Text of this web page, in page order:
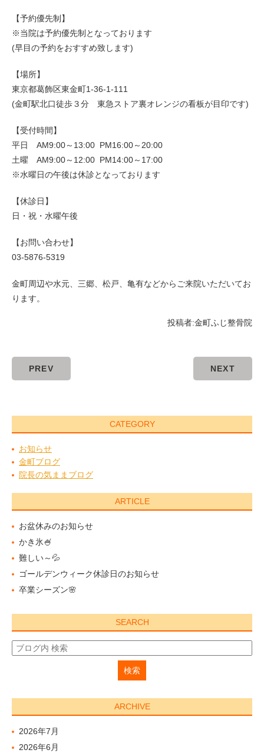
【予約優先制】
※当院は予約優先制となっております
(早目の予約をおすすめ致します)
【場所】
東京都葛飾区東金町1-36-1-111
(金町駅北口徒歩３分 東急ストア裏オレンジの看板が目印です)
【受付時間】
平日 AM9:00～13:00 PM16:00～20:00
土曜 AM9:00～12:00 PM14:00～17:00
※水曜日の午後は休診となっております
【休診日】
日・祝・水曜午後
【お問い合わせ】
03-5876-5319
金町周辺や水元、三郷、松戸、亀有などからご来院いただいてお
ります。
投稿者:金町ふじ整骨院
PREV NEXT
CATEGORY
お知らせ
金町ブログ
院長の気ままブログ
ARTICLE
お盆休みのお知らせ
かき氷🍧
難しい～💦
ゴールデンウィーク休診日のお知らせ
卒業シーズン🌸
SEARCH
ARCHIVE
2026年7月
2026年6月